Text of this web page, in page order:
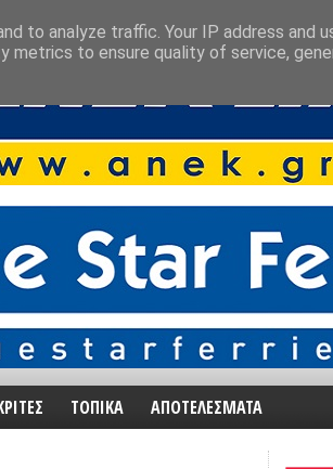
ΤΟΠΙΚΑ ΑΠΟΤΕΛΕΣΜΑΤΑ
to analyze traffic. Your IP address and
metrics to ensure quality of service,